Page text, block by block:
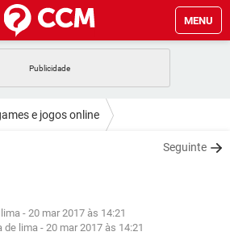
MENU
FACEBOOK
WHATSAPP
GMAIL
EXCEL
WHATSAPP
e jogos online
Seguinte
- 20 mar 2017 às 14:21
de lima - 20 mar 2017 às 14:21